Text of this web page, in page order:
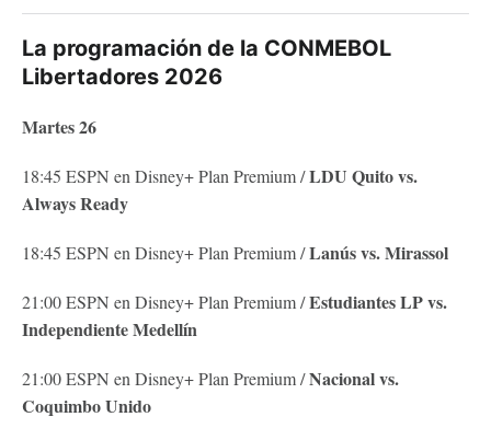
La programación de la CONMEBOL
Libertadores 2026
Martes 26
18:45 ESPN en Disney+ Plan Premium /LDU Quito vs.
Always Ready
18:45 ESPN en Disney+ Plan Premium /Lanús vs. Mirassol
21:00 ESPN en Disney+ Plan Premium /Estudiantes LP vs.
Independiente Medellín
21:00 ESPN en Disney+ Plan Premium /Nacional vs.
Coquimbo Unido